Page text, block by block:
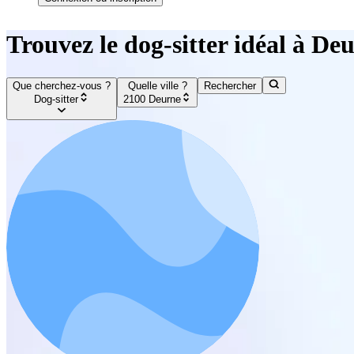
Trouvez le dog-sitter idéal à
Que cherchez-vous ?
Dog-sitter
Quelle ville ?
2100 Deurne
Rechercher